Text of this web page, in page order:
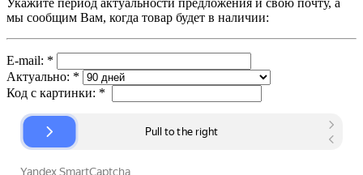
мы сообщим Вам, когда товар будет в наличии:
E-mail: *
Актуально: *
Код с картинки: *